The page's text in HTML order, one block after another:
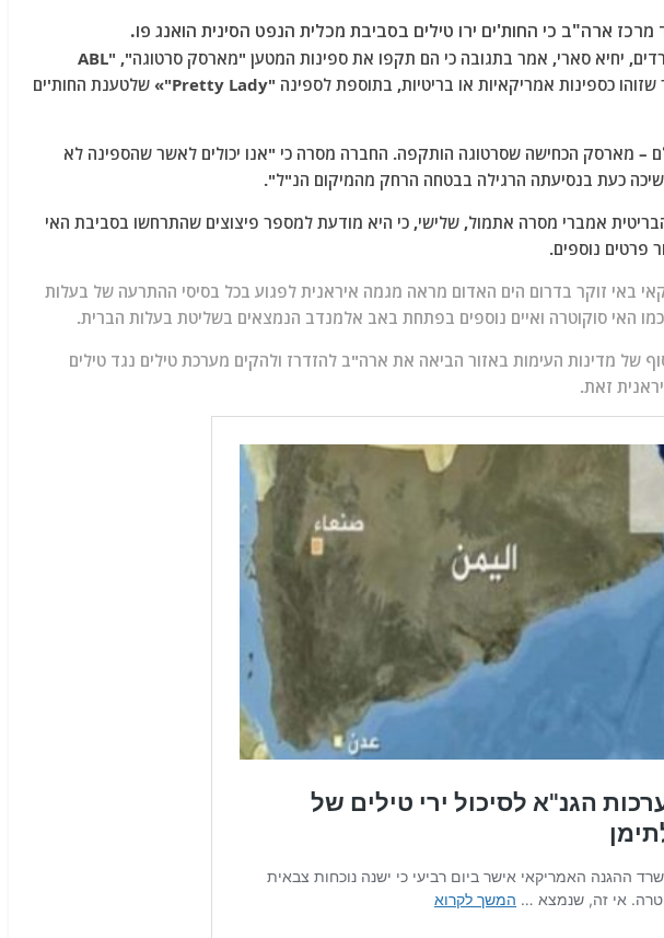
ארה"ב כי החות'ים ירו טילים בסביבת מכלית הנפט הסינית הואנג פו.
הדובר הצבאי של קבוצת המורדים, יחיא סארי, אמר בתגובה כי הם תקפו את ספינות המטען "מארסק סרטוגה", "ABL
דטרויט" ו-"Huang Pu" לאחר שזוהו כספינות אמריקאיות או בריטיות, בתוספת לספינה "Pretty Lady"» שלטענת החות'ים
– מארסק הכחישה שסרטוגה הותקפה. החברה מסרה כי "אנו יכולים לאשר שהספינה לא
כעת בנסיעתה הרגילה בבטחה הרחק מהמיקום הנ"ל".
אמברי מסרה אתמול, שלישי, כי היא מודעת למספר פיצוצים שהתרחשו בסביבת האי
פרטים נוספים.
באי זוקר בדרום הים האדום מראה מגמה איראנית לפגוע בכל בסיסי ההתרעה של בעלות
האי סוקוטרה ואיים נוספים בפתחת באב אלמנדב הנמצאים בשליטת בעלות הברית.
של מדינות העימות באזור הביאה את ארה"ב להזדרז ולהקים מערכת טילים נגד טילים
זאת.